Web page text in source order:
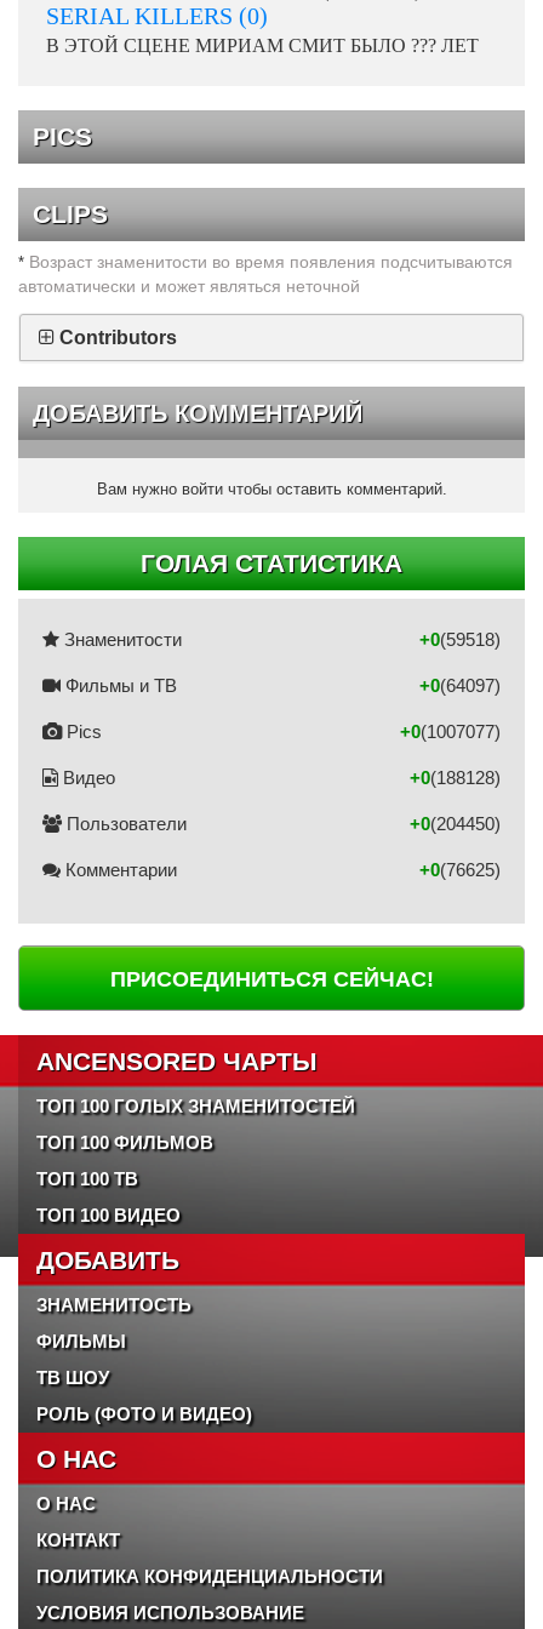
SERIAL KILLERS (0)
В ЭТОЙ СЦЕНЕ МИРИАМ СМИТ БЫЛО ??? ЛЕТ
PICS
CLIPS
* Возраст знаменитости во время появления подсчитываются
автоматически и может являться неточной
Contributors
ДОБАВИТЬ КОММЕНТАРИЙ
Вам нужно войти чтобы оставить комментарий.
ГОЛАЯ СТАТИСТИКА
Знаменитости (59518)
+0
Фильмы и ТВ (64097)
+0
Pics (1007077)
+0
Видео (188128)
+0
Пользователи (204450)
+0
Комментарии (76625)
+0
ПРИСОЕДИНИТЬСЯ СЕЙЧАС!
ANCENSORED ЧАРТЫ
ТОП 100 ГОЛЫХ ЗНАМЕНИТОСТЕЙ
ТОП 100 ФИЛЬМОВ
ТОП 100 ТВ
ТОП 100 ВИДЕО
ДОБАВИТЬ
ЗНАМЕНИТОСТЬ
ФИЛЬМЫ
ТВ ШОУ
РОЛЬ (ФОТО И ВИДЕО)
О НАС
О НАС
КОНТАКТ
ПОЛИТИКА КОНФИДЕНЦИАЛЬНОСТИ
УСЛОВИЯ ИСПОЛЬЗОВАНИЕ